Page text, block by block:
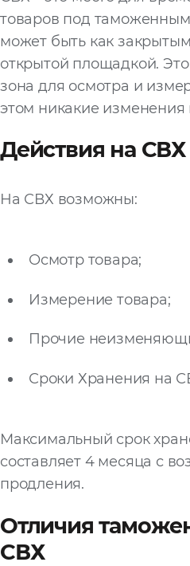
товаров под
может быть как
открытой площадкой.
зона для осмотра и
этом никакие изменения
Действия на СВХ
На СВХ возможны:
Осмотр товара;
Измерение товара;
Прочие
Сроки Хранения на
Максимальный срок
составляет 4 месяца с
продления.
Отличия
СВХ